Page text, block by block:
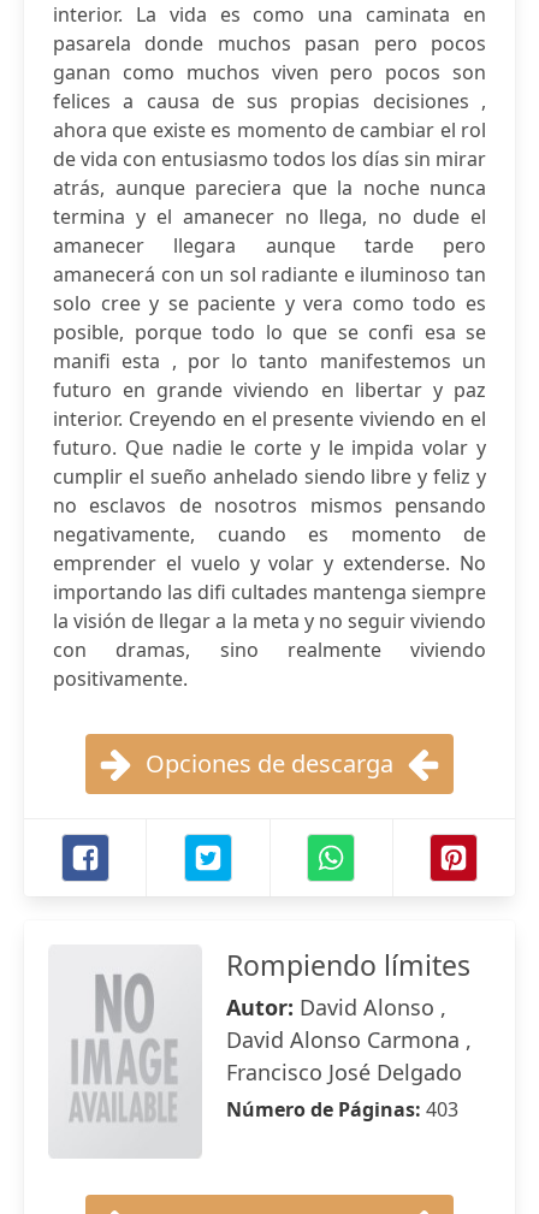
interior. La vida es como una caminata en
pasarela donde muchos pasan pero pocos
ganan como muchos viven pero pocos son
felices a causa de sus propias decisiones ,
ahora que existe es momento de cambiar el rol
de vida con entusiasmo todos los días sin mirar
atrás, aunque pareciera que la noche nunca
termina y el amanecer no llega, no dude el
amanecer llegara aunque tarde pero
amanecerá con un sol radiante e iluminoso tan
solo cree y se paciente y vera como todo es
posible, porque todo lo que se confi esa se
manifi esta , por lo tanto manifestemos un
futuro en grande viviendo en libertar y paz
interior. Creyendo en el presente viviendo en el
futuro. Que nadie le corte y le impida volar y
cumplir el sueño anhelado siendo libre y feliz y
no esclavos de nosotros mismos pensando
negativamente, cuando es momento de
emprender el vuelo y volar y extenderse. No
importando las difi cultades mantenga siempre
la visión de llegar a la meta y no seguir viviendo
con dramas, sino realmente viviendo
positivamente.
Opciones de descarga
Rompiendo límites
Autor: David Alonso ,
David Alonso Carmona ,
Francisco José Delgado
Número de Páginas: 403